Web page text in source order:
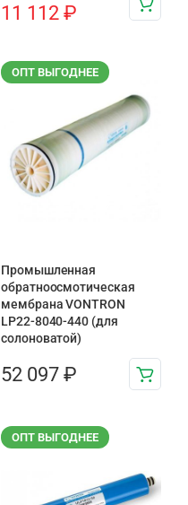
11 112 ₽
ОПТ ВЫГОДНЕЕ
Промышленная
обратноосмотическая
мембрана VONTRON
LP22-8040-440 (для
солоноватой)
52 097 ₽
ОПТ ВЫГОДНЕЕ